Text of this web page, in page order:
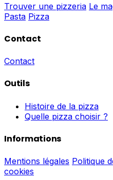
Trouver une pizzeria Le
Pasta Pizza
Contact
Contact
Outils
Histoire de la pizza
Quelle pizza choisir ?
Informations
Mentions légales Politique
cookies